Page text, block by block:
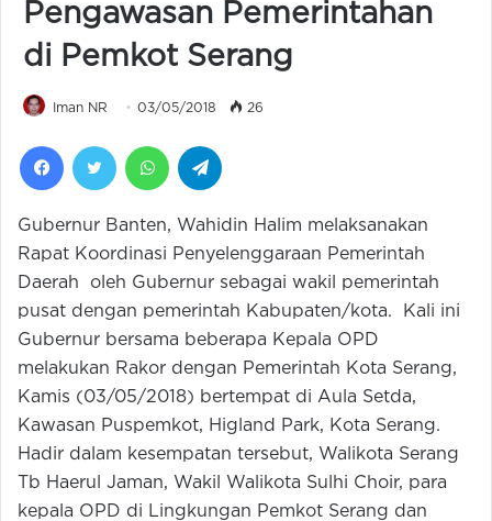
Pengawasan Pemerintahan
di Pemkot Serang
Iman NR 03/05/2018 26
FacebookTwitter WhatsApp
Gubernur Banten, Wahidin Halim melaksanakan
Rapat Koordinasi Penyelenggaraan Pemerintah
Daerah oleh Gubernur sebagai wakil pemerintah
pusat dengan pemerintah Kabupaten/kota. Kali ini
Gubernur bersama beberapa Kepala OPD
melakukan Rakor dengan Pemerintah Kota Serang,
Kamis (03/05/2018) bertempat di Aula Setda,
Kawasan Puspemkot, Higland Park, Kota Serang.
Hadir dalam kesempatan tersebut, Walikota Serang
Tb Haerul Jaman, Wakil Walikota Sulhi Choir, para
kepala OPD di Lingkungan Pemkot Serang dan